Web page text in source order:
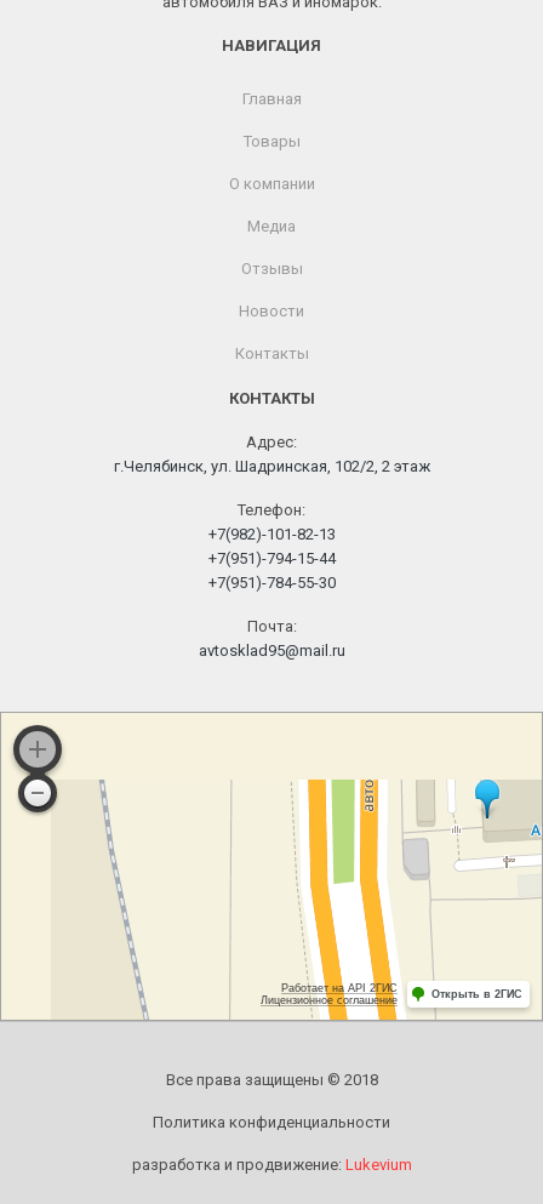
НАВИГАЦИЯ
Главная
Товары
О компании
Медиа
Отзывы
Новости
Контакты
КОНТАКТЫ
Адрес:
г.Челябинск, ул. Шадринская, 102/2, 2 этаж
Телефон:
+7(982)-101-82-13
+7(951)-794-15-44
+7(951)-784-55-30
Почта:
avtosklad95@mail.ru
Все права защищены © 2018
Политика конфиденциальности
разработка и продвижение: Lukevium